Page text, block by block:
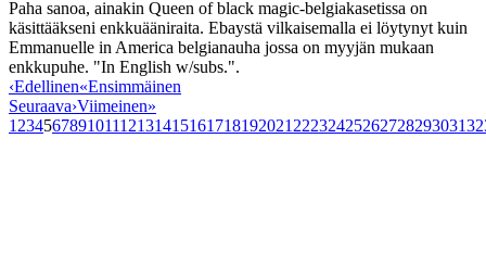
Paha sanoa, ainakin Queen of black magic-belgiakasetissa on
käsittääkseni enkkuääniraita. Ebaystä vilkaisemalla ei löytynyt kuin
Emmanuelle in America belgianauha jossa on myyjän mukaan
enkkupuhe. "In English w/subs.".
‹Edellinen«Ensimmäinen
Seuraava›Viimeinen»
1 23456789101112131415161718192021 2223242526272829303132